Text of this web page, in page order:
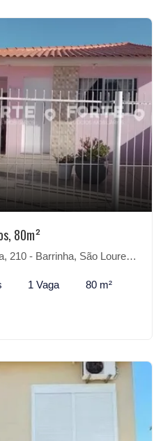
80m²
São Lourenço do Sul-RS
1 Vaga 80 m²